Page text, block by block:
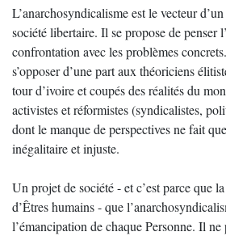
L’anarchosyndicalisme est le vecteur
société libertaire. Il se propose de penser
confrontation avec les problèmes
s’opposer d’une part aux théoriciens
tour d’ivoire et coupés des réalités du
activistes et réformistes (syndicalistes,
dont le manque de perspectives ne fait
inégalitaire et injuste.
Un projet de société - et c’est parce que
d’Êtres humains - que
l’émancipation de chaque Personne. Il ne